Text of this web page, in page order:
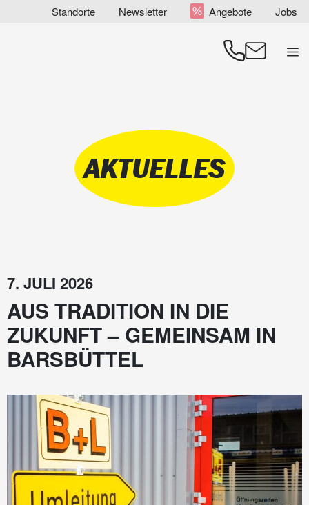
Standorte Newsletter Angebote Jobs
AKTUELLES
7. JULI 2026
AUS TRADITION IN DIE
ZUKUNFT – GEMEINSAM IN
BARSBÜTTEL